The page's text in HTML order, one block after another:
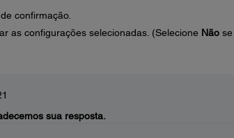
confirmação.
as configurações selecionadas. (Selecione Nãose
sua resposta.